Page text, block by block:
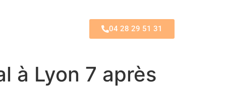
04 28 29 51 31
à Lyon 7 après